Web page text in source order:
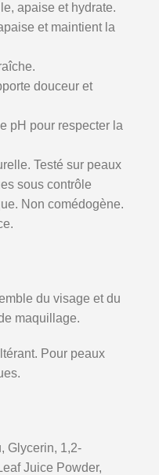
apaise et hydrate.
et maintient la
douceur et
pH pour respecter la
Testé sur peaux
sous contrôle
Non comédogène.
du visage et du
maquillage.
Pour peaux
Glycerin, 1,2-
Juice Powder,